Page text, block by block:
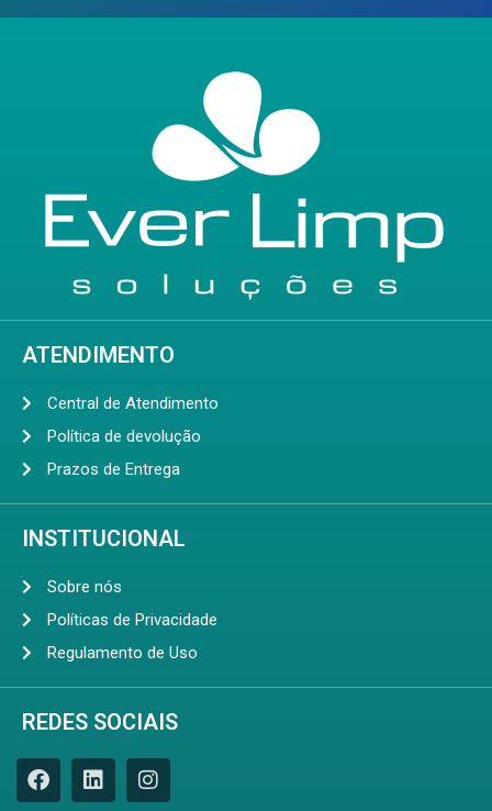
ATENDIMENTO
Central de Atendimento
Política de devolução
Prazos de Entrega
INSTITUCIONAL
Sobre nós
Políticas de Privacidade
Regulamento de Uso
REDES SOCIAIS